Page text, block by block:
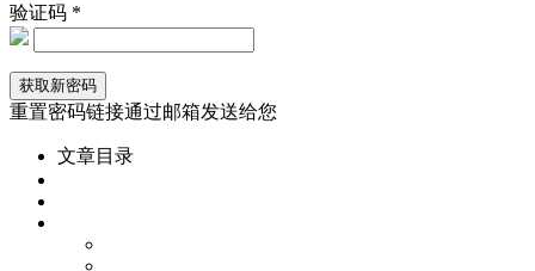
验证码 *
重置密码链接通过邮箱发送给您
文章目录